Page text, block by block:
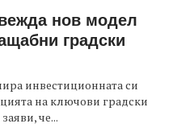
нов модел
градски
инвестиционната си
на ключови градски
че...